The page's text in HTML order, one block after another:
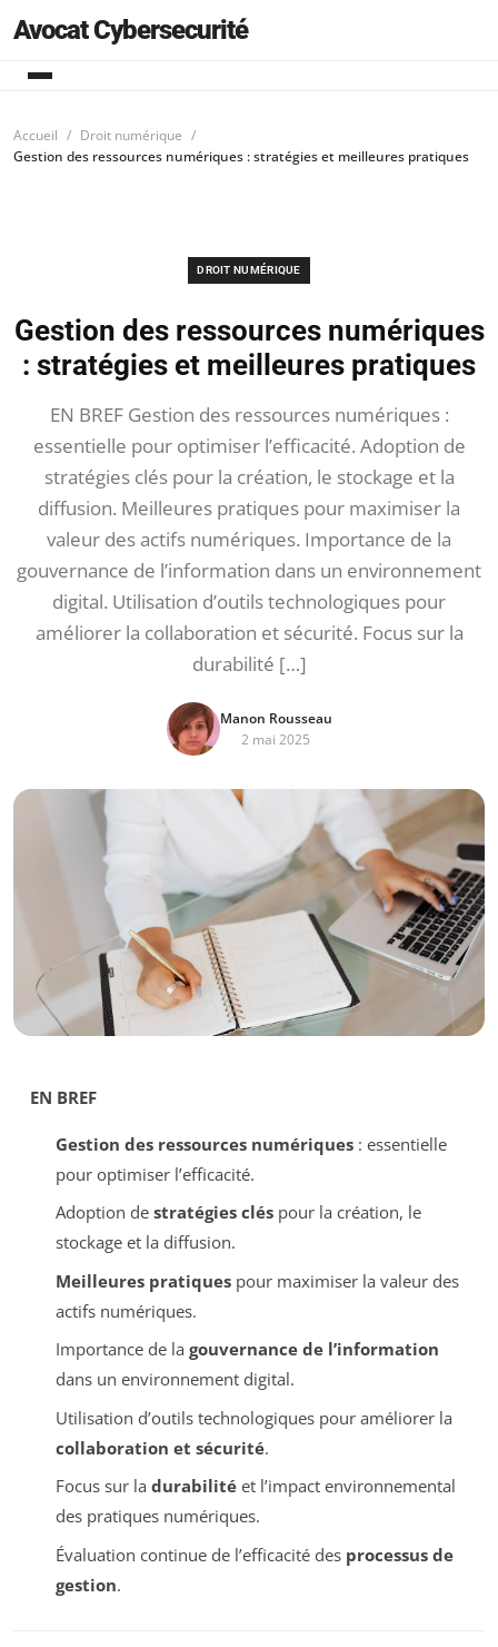
Avocat Cybersecurité
Accueil
Droit numérique
Gestion des ressources numériques : stratégies et meilleures pratiques
DROIT NUMÉRIQUE
Gestion des ressources numériques
: stratégies et meilleures pratiques
EN BREF Gestion des ressources numériques :
essentielle pour optimiser l’efficacité. Adoption de
stratégies clés pour la création, le stockage et la
diffusion. Meilleures pratiques pour maximiser la
valeur des actifs numériques. Importance de la
gouvernance de l’information dans un environnement
digital. Utilisation d’outils technologiques pour
améliorer la collaboration et sécurité. Focus sur la
durabilité […]
Manon Rousseau
2 mai 2025
EN BREF
Gestion des ressources numériques: essentielle
pour optimiser l’efficacité.
Adoption de stratégies cléspour la création, le
stockage et la diffusion.
Meilleures pratiquespour maximiser la valeur des
actifs numériques.
Importance de la gouvernance de l’information
dans un environnement digital.
Utilisation d’outils technologiques pour améliorer la
collaboration et sécurité.
Focus sur la durabilitéet l’impact environnemental
des pratiques numériques.
Évaluation continue de l’efficacité des processus de
gestion.